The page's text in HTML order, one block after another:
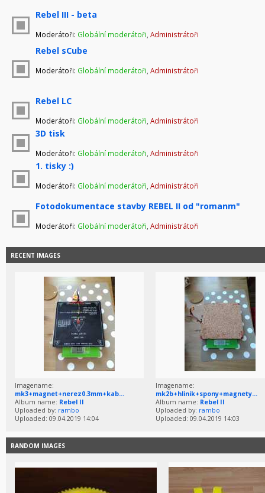
Rebel III - beta
Moderátoři: Globální moderátoři Administrátoři
Rebel sCube
Moderátoři: Globální moderátoři Administrátoři
Rebel LC
Moderátoři: Globální moderátoři Administrátoři
3D tisk
Moderátoři: Globální moderátoři Administrátoři
1. tisky :)
Moderátoři: Globální moderátoři Administrátoři
Fotodokumentace stavby REBEL II od "romanm"
Moderátoři: Globální moderátoři Administrátoři
RECENT IMAGES
Imagename:
mk3+magnet+nerez0.3mm+kab...
Album name: Rebel II
Uploaded by: rambo
Uploaded: 09.04.2019 14:04
Imagename:
mk2b+hlinik+spony+magnety...
Album name: Rebel II
Uploaded by: rambo
Uploaded: 09.04.2019 14:03
RANDOM IMAGES